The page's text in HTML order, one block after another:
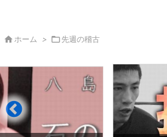
 ホーム > 先週の稽古